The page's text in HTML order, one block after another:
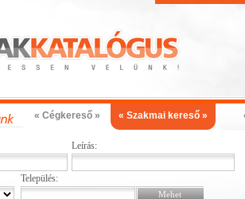
« Cégkereső » « Szakmai kereső »
Leírás:
Település: